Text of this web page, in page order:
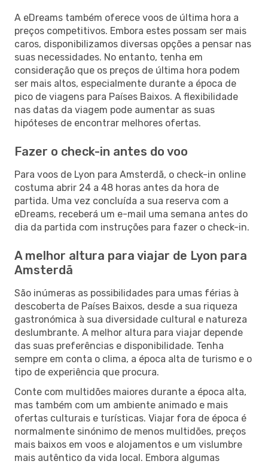
A eDreams também oferece voos de última hora a
preços competitivos. Embora estes possam ser mais
caros, disponibilizamos diversas opções a pensar nas
suas necessidades. No entanto, tenha em
consideração que os preços de última hora podem
ser mais altos, especialmente durante a época de
pico de viagens para Países Baixos. A flexibilidade
nas datas da viagem pode aumentar as suas
hipóteses de encontrar melhores ofertas.
Fazer o check-in antes do voo
Para voos de Lyon para Amsterdã, o check-in online
costuma abrir 24 a 48 horas antes da hora de
partida. Uma vez concluída a sua reserva com a
eDreams, receberá um e-mail uma semana antes do
dia da partida com instruções para fazer o check-in.
A melhor altura para viajar de Lyon para
Amsterdã
São inúmeras as possibilidades para umas férias à
descoberta de Países Baixos, desde a sua riqueza
gastronómica à sua diversidade cultural e natureza
deslumbrante. A melhor altura para viajar depende
das suas preferências e disponibilidade. Tenha
sempre em conta o clima, a época alta de turismo e o
tipo de experiência que procura.
Conte com multidões maiores durante a época alta,
mas também com um ambiente animado e mais
ofertas culturais e turísticas. Viajar fora de época é
normalmente sinónimo de menos multidões, preços
mais baixos em voos e alojamentos e um vislumbre
mais autêntico da vida local. Embora algumas